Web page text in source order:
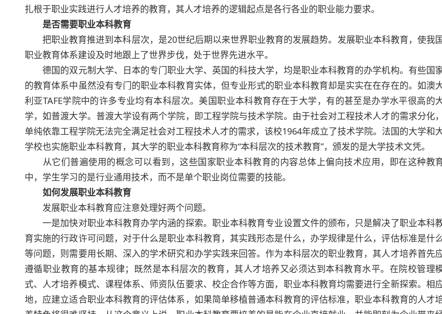
扎根于职业实践进行人才培养的教育，其人才培养的逻辑起点是各行各业的职业能力要求。
是否需要职业本科教育
把职业教育推进到本科层次，是20世纪后期以来世界职业教育的发展趋势。发展职业本科教育，使我
职业教育体系建设及时地跟上了世界步伐，处于世界先进水平。
德国的双元制大学、日本的专门职业大学、英国的科技大学，均是职业本科教育的办学机构。有些国
的教育体系中虽然没有专门的职业本科教育实体，但专业形式的职业本科教育却是实实在在存在的。如澳
利亚TAFE学院中的许多专业均有本科层次。美国职业本科教育存在于大学，有的甚至是办学水平很高的
学，如普渡大学。普渡大学设有两个学院，即工程学院与技术学院。由于社会对工程技术人才的需求分化，
单纯依靠工程学院无法完全满足社会对工程技术人才的需求，该校1964年成立了技术学院。法国的大学和
学校也实施职业本科教育，其大学的职业本科教育称为“本科层次的技术教育”，颁发的是大学技术文凭。
从它们普遍使用的概念可以看到，这些国家职业本科教育的内容总体上偏向技术应用，即在这种教
中，学生学习的是行业通用技术，而不是单个职业岗位需要的技能。
如何发展职业本科教育
发展职业本科教育应注意处理好两个问题。
一是加快对职业本科教育办学内涵的探索。职业本科教育专业设置文件的颁布，只是解决了职业本科
育实施的行政许可问题，对于什么是职业本科教育，其实践形态是什么，办学规律是什么，评估标准是什
等问题，则需要用长期、深入的学术研究和办学实践来回答。作为本科层次的职业教育，其人才培养首先
遵循职业教育的基本规律；既然是本科层次的教育，其人才培养又必须达到本科教育水平。在院校管理
式、人才培养模式、课程体系、师资队伍要求、校企合作等方面，职业本科教育均需要进行全新探索。相
地，应建立适合职业本科教育的评估体系，如果简单移植普通本科教育的评估标准，职业本科教育的人才